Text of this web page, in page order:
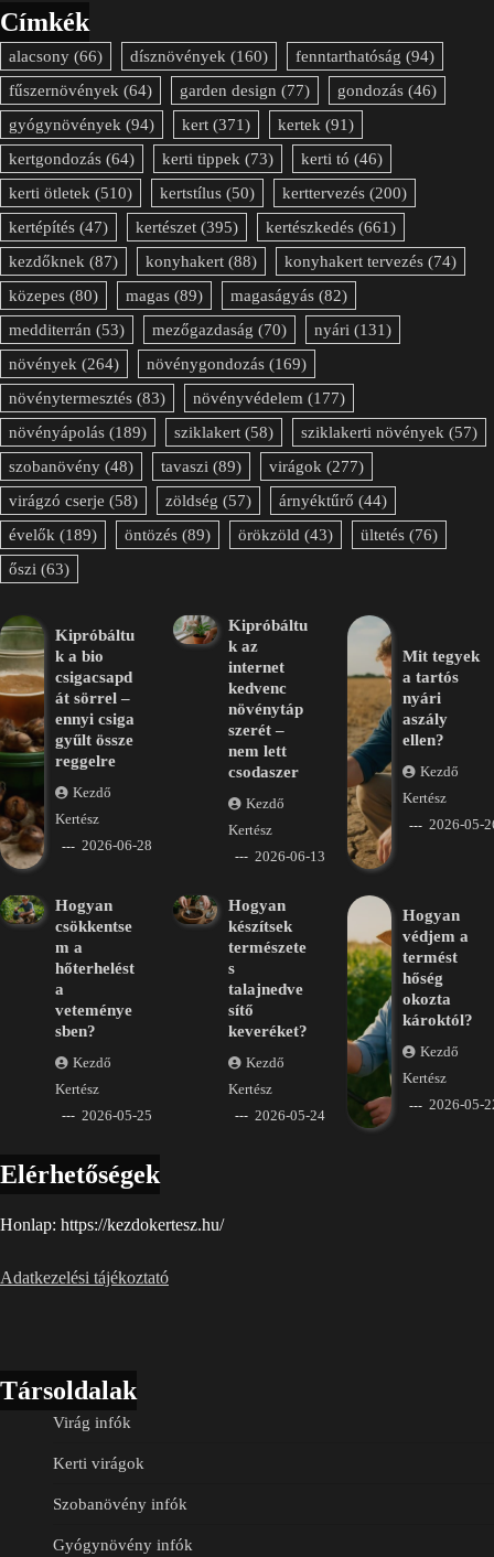
Címkék
alacsony (66) dísznövények (160) fenntarthatóság (94)
fűszernövények (64) garden design (77) gondozás (46)
gyógynövények (94) kert (371) kertek (91)
kertgondozás (64) kerti tippek (73) kerti tó (46)
kerti ötletek (510) kertstílus (50) kerttervezés (200)
kertépítés (47) kertészet (395) kertészkedés (661)
kezdőknek (87) konyhakert (88) konyhakert tervezés (74)
közepes (80) magas (89) magaságyás (82)
medditerrán (53) mezőgazdaság (70) nyári (131)
növények (264) növénygondozás (169)
növénytermesztés (83) növényvédelem (177)
növényápolás (189) sziklakert (58) sziklakerti növények (57)
szobanövény (48) tavaszi (89) virágok (277)
virágzó cserje (58) zöldség (57) árnyéktűrő (44)
évelők (189) öntözés (89) örökzöld (43) ültetés (76)
őszi (63)
Kipróbáltu
k a bio
csigacsapd
át sörrel –
ennyi csiga
gyűlt össze
reggelre
Kezdő
Kertész
2026-06-28
Kipróbáltu
k az
internet
kedvenc
növénytáp
szerét –
nem lett
csodaszer
Kezdő
Kertész
2026-06-13
Mit tegyek
a tartós
nyári
aszály
ellen?
Kezdő
Kertész
2026-05-
Hogyan
csökkentse
m a
hőterhelést
a
veteménye
sben?
Kezdő
Kertész
2026-05-25
Hogyan
készítsek
természete
s
talajnedve
sítő
keveréket?
Kezdő
Kertész
2026-05-24
Hogyan
védjem a
termést
hőség
okozta
károktól?
Kezdő
Kertész
2026-05-
Elérhetőségek
Honlap: https://kezdokertesz.hu/
Adatkezelési tájékoztató
Társoldalak
Virág infók
Kerti virágok
Szobanövény infók
Gyógynövény infók